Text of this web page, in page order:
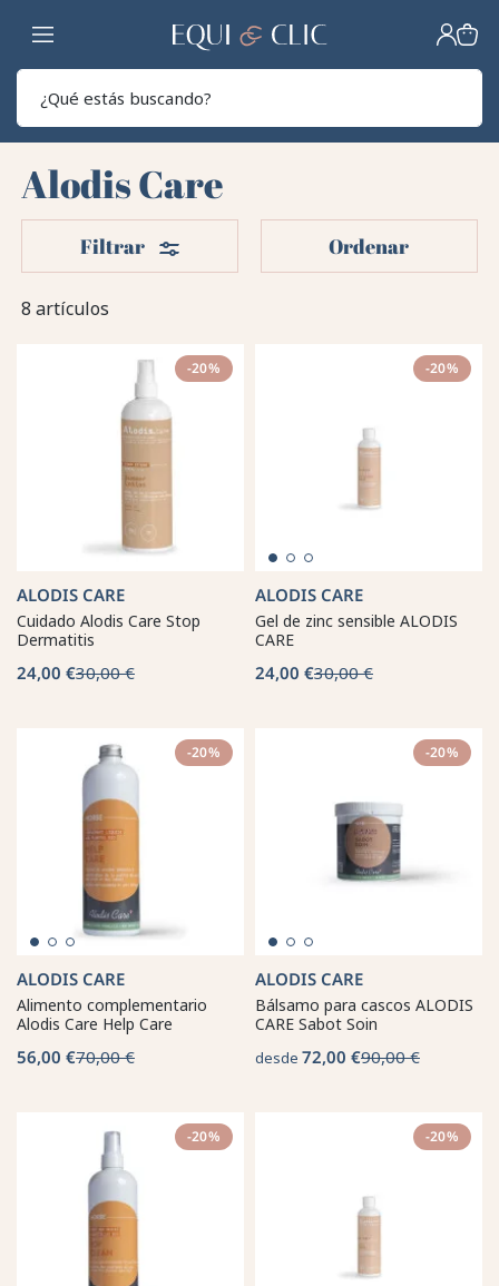
Hogar
Alodis Care
8 artículos
Filtrar Filtros Ordenar
-20%
ALODIS CARE
Cuidado Alodis Care Stop
Dermatitis
24,00 €30,00 €
-20%
ALODIS CARE
Gel de zinc sensible ALODIS
CARE
24,00 €30,00 €
-20%
ALODIS CARE
Alimento complementario
Alodis Care Help Care
56,00 €70,00 €
-20%
ALODIS CARE
Bálsamo para cascos ALODIS
CARE Sabot Soin
desde 72,00 €90,00 €
-20% -20%